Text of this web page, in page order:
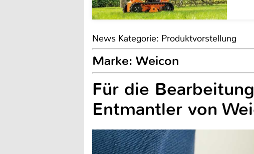
News Kategorie: Produktvorstellung
Marke: Weicon
Für die
Entmantler von